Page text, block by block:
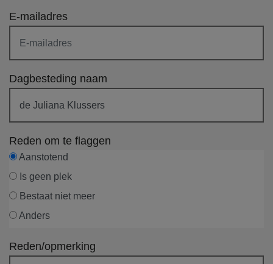
E-mailadres
Dagbesteding naam
Reden om te flaggen
Aanstotend
Is geen plek
Bestaat niet meer
Anders
Reden/opmerking